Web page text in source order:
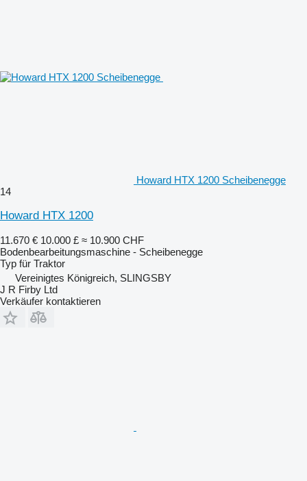
Howard HTX 1200 Scheibenegge
14
Howard HTX 1200
11.670 € 10.000 £ ≈ 10.900 CHF
Bodenbearbeitungsmaschine - Scheibenegge
Typ für Traktor
Vereinigtes Königreich, SLINGSBY
J R Firby Ltd
Verkäufer kontaktieren